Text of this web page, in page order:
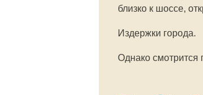
близко к шоссе,
Издержки города.
Однако смотрится